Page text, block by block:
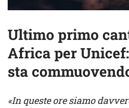
Ultimo primo
Africa per
sta
«In queste ore siamo